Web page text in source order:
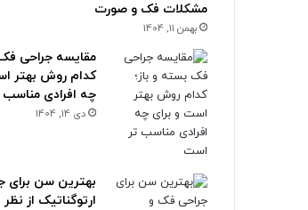
مشکلات فک و صورت
بهمن 11, 1404
مقایسه جراحی فک
کدام روش بهتر
چه افرادی
دی 14, 1404
بهترین سن برای
ارتوگناتیک از